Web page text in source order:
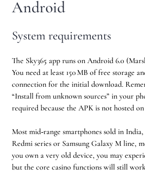
Android
System requirements
The Sky365 app runs on Android 6.0
You need at least 150 MB of free storage
connection for the initial download.
“Install from unknown sources” in your
required because the APK is not hosted
Most mid‑range smartphones sold in
Redmi series or Samsung Galaxy M line,
you own a very old device, you may
but the core casino functions will still